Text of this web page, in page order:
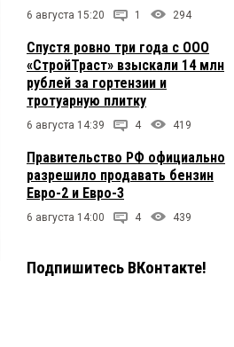
6 августа 15:20 1 294
Спустя ровно три года с ООО
«СтройТраст» взыскали 14 млн
рублей за гортензии и
тротуарную плитку
6 августа 14:39 4 419
Правительство РФ официально
разрешило продавать бензин
Евро-2 и Евро-3
6 августа 14:00 4 439
Подпишитесь ВКонтакте!